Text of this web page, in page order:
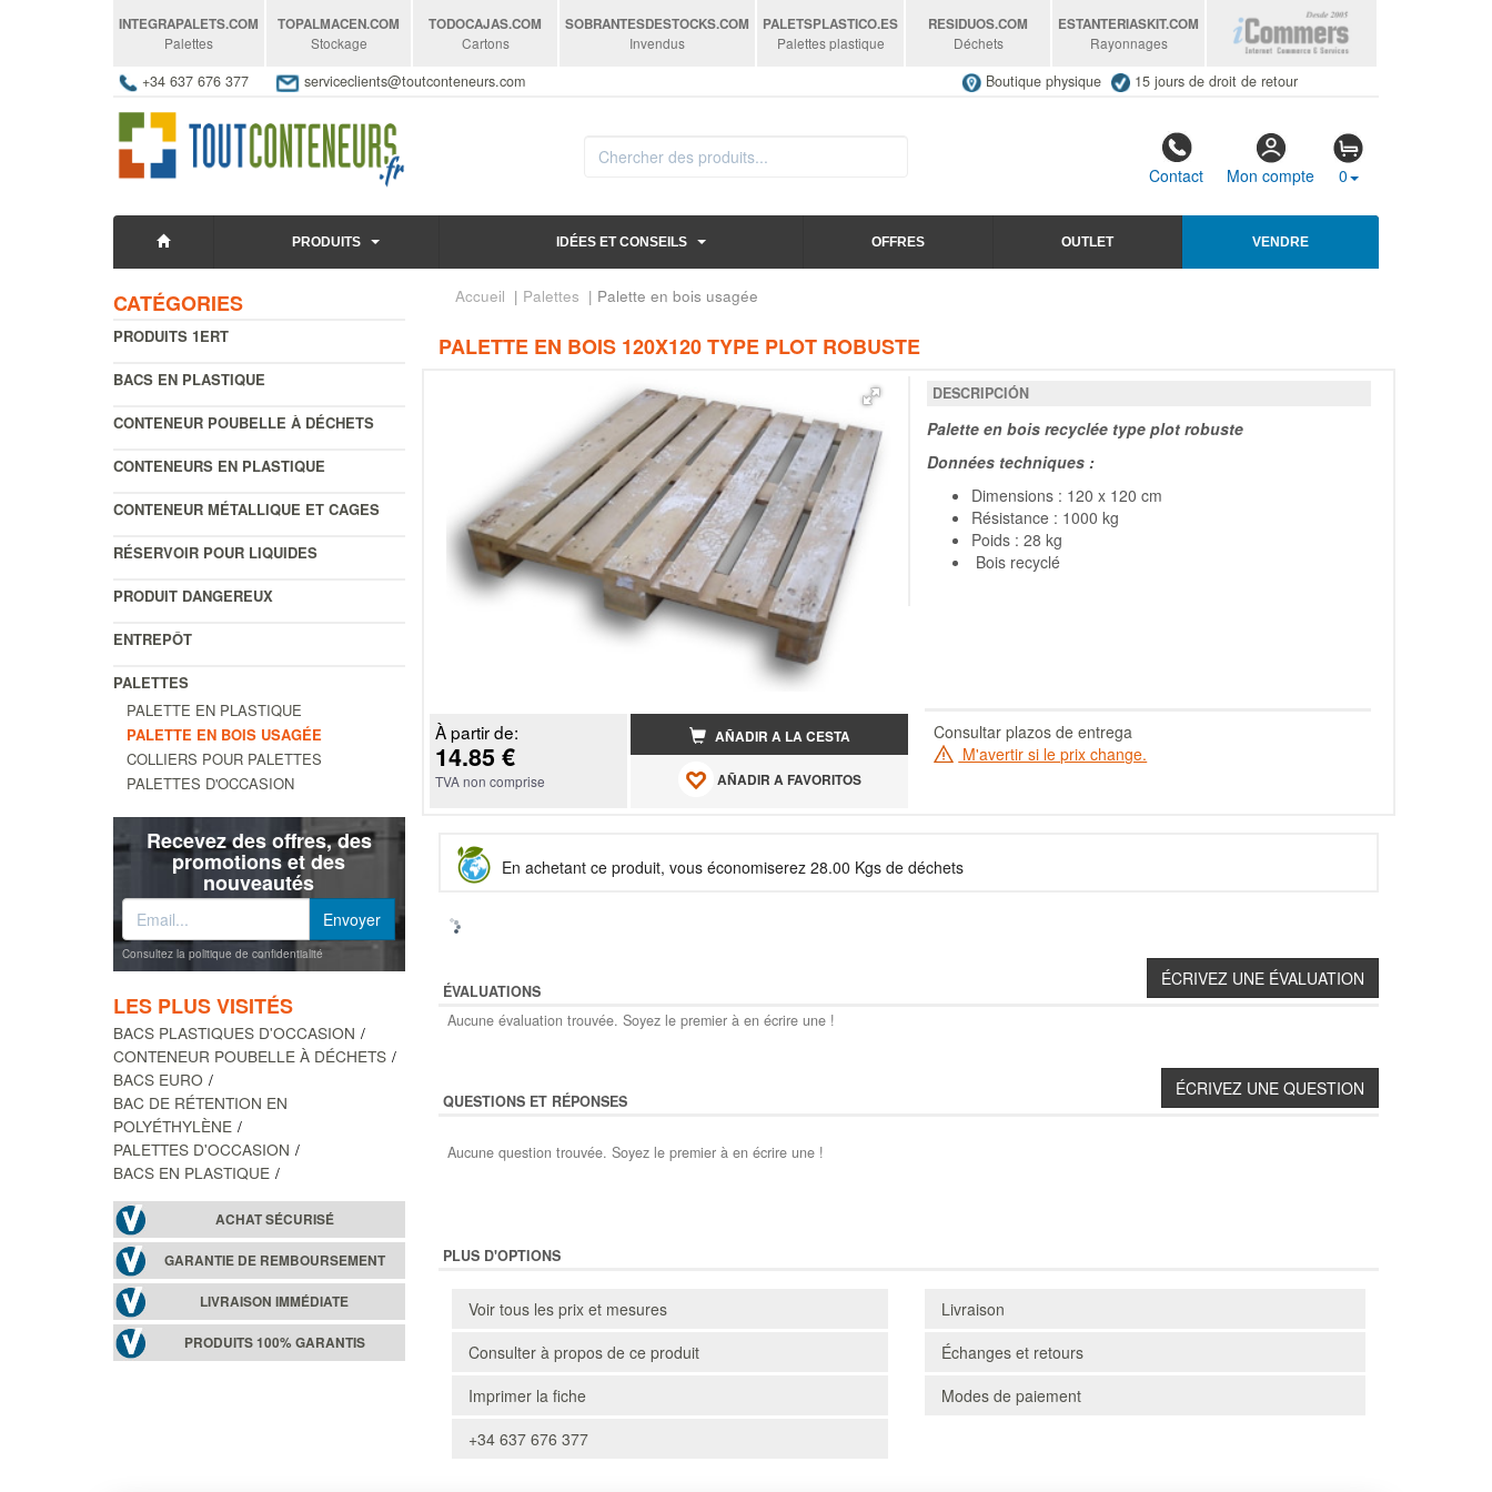
INTEGRAPALETS.COM
Palettes
TOPALMACEN.COM
Stockage
TODOCAJAS.COM
Cartons
SOBRANTESDESTOCKS.COM
Invendus
PALETSPLASTICO.ES
Palettes plastique
RESIDUOS.COM
Déchets
ESTANTERIASKIT.COM
Rayonnages
+34 637 676 377 serviceclients@toutconteneurs.com Boutique physique 15 jours de droit de retour
Contact Mon compte 0
PRODUITS IDÉES ET CONSEILS OFFRES OUTLET VENDRE
CATÉGORIES
PRODUITS 1ERT
BACS EN PLASTIQUE
CONTENEUR POUBELLE À DÉCHETS
CONTENEURS EN PLASTIQUE
CONTENEUR MÉTALLIQUE ET CAGES
RÉSERVOIR POUR LIQUIDES
PRODUIT DANGEREUX
ENTREPÔT
PALETTES
PALETTE EN PLASTIQUE
PALETTE EN BOIS USAGÉE
COLLIERS POUR PALETTES
PALETTES D'OCCASION
Recevez des offres, des
promotions et des
nouveautés
Consultez la politique de confidentialité
LES PLUS VISITÉS
BACS PLASTIQUES D'OCCASION
CONTENEUR POUBELLE À DÉCHETS
BACS EURO
BAC DE RÉTENTION EN
POLYÉTHYLÈNE
PALETTES D'OCCASION
BACS EN PLASTIQUE
ACHAT SÉCURISÉ
GARANTIE DE REMBOURSEMENT
LIVRAISON IMMÉDIATE
PRODUITS 100% GARANTIS
Accueil | Palettes | Palette en bois usagée
PALETTE EN BOIS 120X120 TYPE PLOT ROBUSTE
DESCRIPCIÓN
Palette en bois recyclée type plot robuste
Données techniques :
Dimensions : 120 x 120 cm
Résistance : 1000 kg
Poids : 28 kg
Bois recyclé
À partir de:
14.85 €
TVA non comprise
AÑADIR A LA CESTA
AÑADIR A FAVORITOS
Consultar plazos de entrega
M'avertir si le prix change.
En achetant ce produit, vous économiserez 28.00 Kgs de déchets
ÉVALUATIONS
Aucune évaluation trouvée. Soyez le premier à en écrire une !
QUESTIONS ET RÉPONSES
Aucune question trouvée. Soyez le premier à en écrire une !
PLUS D'OPTIONS
Voir tous les prix et mesures
Consulter à propos de ce produit
Imprimer la fiche
+34 637 676 377
Livraison
Échanges et retours
Modes de paiement